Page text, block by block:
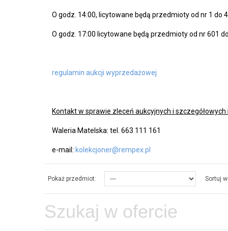
O godz. 14:00, licytowane będą przedmioty od nr 1
O godz. 17:00 licytowane będą przedmioty od nr 601
regulamin aukcji wyprzedażowej
Kontakt w sprawie zleceń aukcyjnych i
Waleria Matelska: tel. 663 111 161
e-mail: kolekcjoner@rempex.pl
Pokaż przedmiot: Sortuj